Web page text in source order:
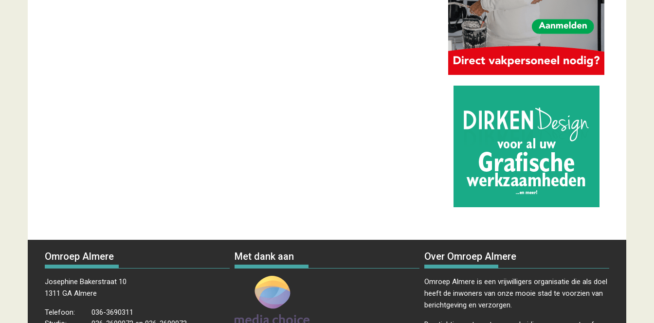
Omroep Almere
Josephine Bakerstraat 10
1311 GA Almere
Telefoon:
036-3690311
Met dank aan Over Omroep Almere
Omroep Almere is een vrijwilligers organisatie die als doel
heeft de inwoners van onze mooie stad te voorzien van
berichtgeving en verzorgen.